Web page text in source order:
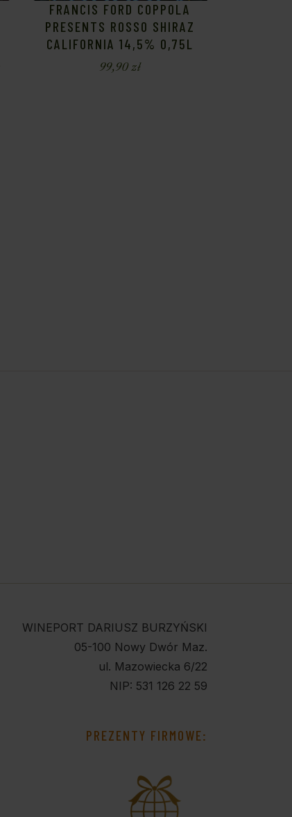
FRANCIS FORD COPPOLA
PRESENTS ROSSO SHIRAZ
CALIFORNIA 14,5% 0,75L
99,90zł
WINEPORT DARIUSZ BURZYŃSKI
05-100 Nowy Dwór Maz.
ul. Mazowiecka 6/22
NIP: 531 126 22 59
PREZENTY FIRMOWE: